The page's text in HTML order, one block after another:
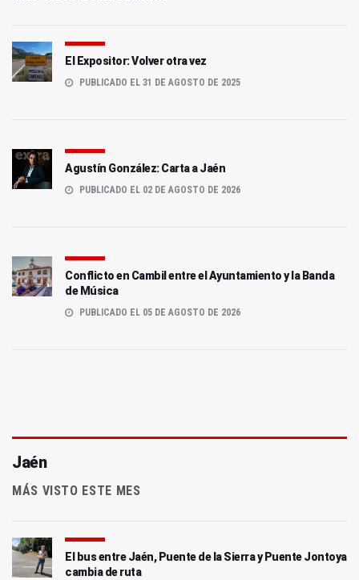
El Expositor: Volver otra vez
PUBLICADO EL 31 DE AGOSTO DE 2025
Agustín González: Carta a Jaén
PUBLICADO EL 02 DE AGOSTO DE 2026
Conflicto en Cambil entre el Ayuntamiento y la Banda
de Música
PUBLICADO EL 05 DE AGOSTO DE 2026
Jaén
MÁS VISTO ESTE MES
El bus entre Jaén, Puente de la Sierra y Puente Jontoya
cambia de ruta